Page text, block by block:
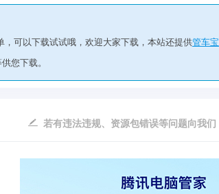
可以下载试试哦，欢迎大家下载，本站还提供管车宝
您下载。
若有违法违规、资源包错误等问题向我们